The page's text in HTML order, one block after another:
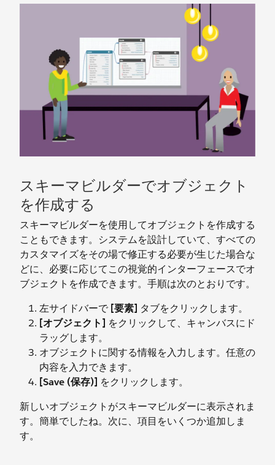
スキーマビルダーでオブジェクト
を作成する
スキーマビルダーを使用してオブジェクトを作成する
こともできます。システムを設計していて、すべての
カスタマイズをその場で修正する必要が生じた場合な
どに、必要に応じてこの視覚的インターフェースでオ
ブジェクトを作成できます。手順は次のとおりです。
左サイドバーで [要素] タブをクリックします。
[オブジェクト] をクリックして、キャンバスにド
ラッグします。
オブジェクトに関する情報を入力します。任意の
内容を入力できます。
[Save (保存)] をクリックします。
新しいオブジェクトがスキーマビルダーに表示されま
す。簡単でしたね。次に、項目をいくつか追加しま
す。